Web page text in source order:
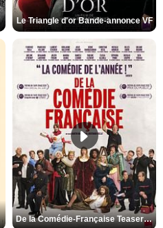
Le Triangle d'or Bande-annonce VF
De la Comédie-Française Teaser VF